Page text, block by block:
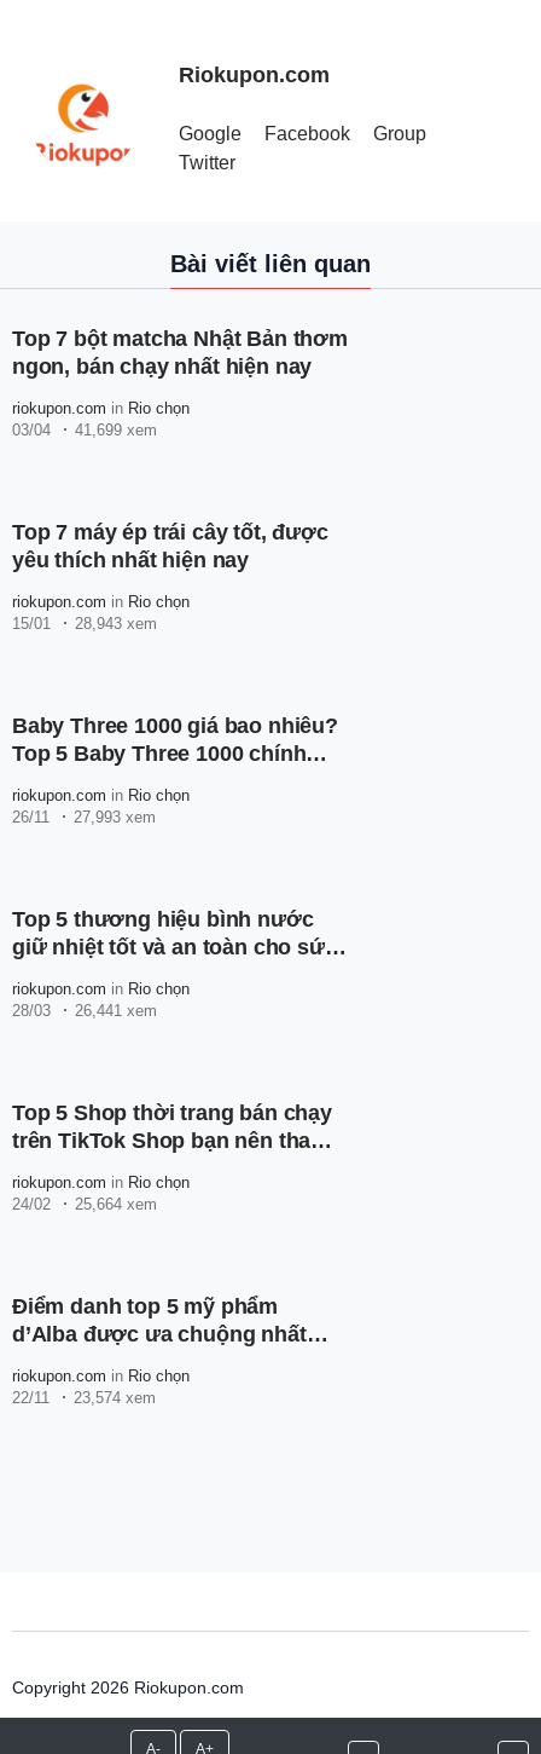
A- A+
Riokupon.com
Google Facebook
Group
Twitter
Bài viết liên quan
Top 7 bột matcha Nhật Bản thơm
ngon, bán chạy nhất hiện nay
riokupon.com in Rio chọn
03/04
41,699 xem
Top 7 máy ép trái cây tốt, được
yêu thích nhất hiện nay
riokupon.com in Rio chọn
15/01
28,943 xem
Baby Three 1000 giá bao nhiêu?
Top 5 Baby Three 1000 chính
riokupon.com in Rio chọn
26/11
27,993 xem
Top 5 thương hiệu bình nước
giữ nhiệt tốt và an toàn cho sức
riokupon.com in Rio chọn
28/03
26,441 xem
Top 5 Shop thời trang bán chạy
trên TikTok Shop bạn nên tham
riokupon.com in Rio chọn
24/02
25,664 xem
Điểm danh top 5 mỹ phẩm
d’Alba được ưa chuộng nhất
riokupon.com in Rio chọn
22/11
23,574 xem
Copyright 2026 Riokupon.com